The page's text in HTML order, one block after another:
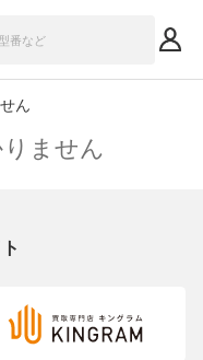
ん
ません